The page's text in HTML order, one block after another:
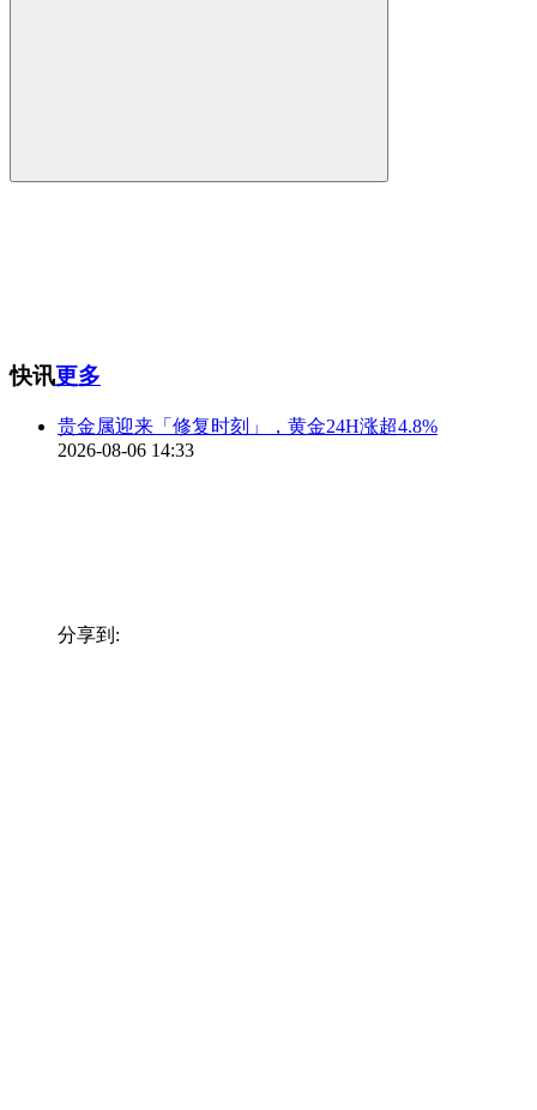
快讯更多
贵金属迎来「修复时刻」，黄金24H涨超4.8%
2026-08-06 14:33
分享到: